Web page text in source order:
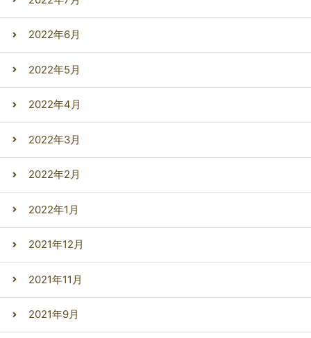
2022年6月
2022年5月
2022年4月
2022年3月
2022年2月
2022年1月
2021年12月
2021年11月
2021年9月